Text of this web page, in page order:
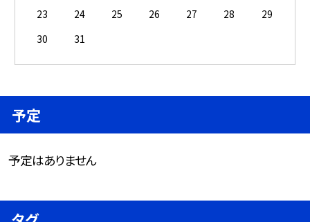
23
24 25 26 27 28
29
30
31
予定
予定はありません